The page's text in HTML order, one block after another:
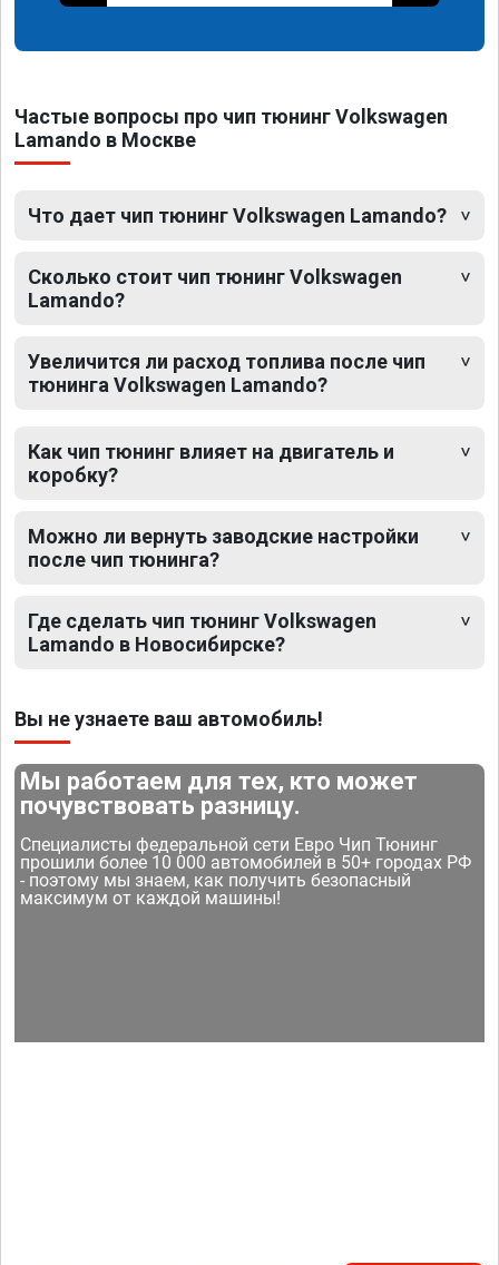
Частые вопросы про чип тюнинг Volkswagen
Lamando в Москве
Что дает чип тюнинг Volkswagen Lamando?
Сколько стоит чип тюнинг Volkswagen
Lamando?
Увеличится ли расход топлива после чип
тюнинга Volkswagen Lamando?
Как чип тюнинг влияет на двигатель и
коробку?
Можно ли вернуть заводские настройки
после чип тюнинга?
Где сделать чип тюнинг Volkswagen
Lamando в Новосибирске?
Вы не узнаете ваш автомобиль!
Мы работаем для тех, кто может
почувствовать разницу.
Специалисты федеральной сети Евро Чип Тюнинг
прошили более 10 000 автомобилей в 50+ городах РФ
- поэтому мы знаем, как получить безопасный
максимум от каждой машины!